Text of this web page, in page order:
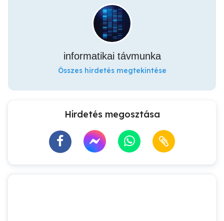
informatikai távmunka
Összes hirdetés megtekintése
Hirdetés megosztása